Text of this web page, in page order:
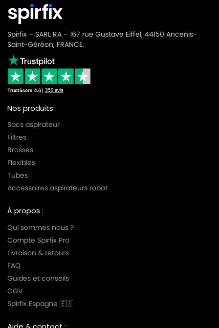
Spirfix – SARL RA – 167 rue Gustave Eiffel, 44150 Ancenis-
Saint-Géréon, FRANCE.
Nos produits :
Sacs aspirateur
Filtres
Brosses
Flexibles
Tubes
Accessoires aspirateurs robot
À propos :
Qui sommes nous ?
Compte Spirfix Pro
Livraison & retours
FAQ
Guides et conseils
CGV
Spirfix Espagne 🇪🇸